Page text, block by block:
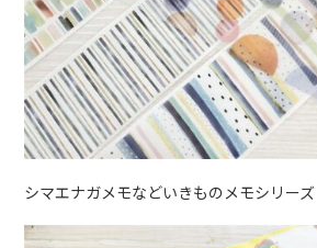
シマエナガメモなどいきものメモシリーズ